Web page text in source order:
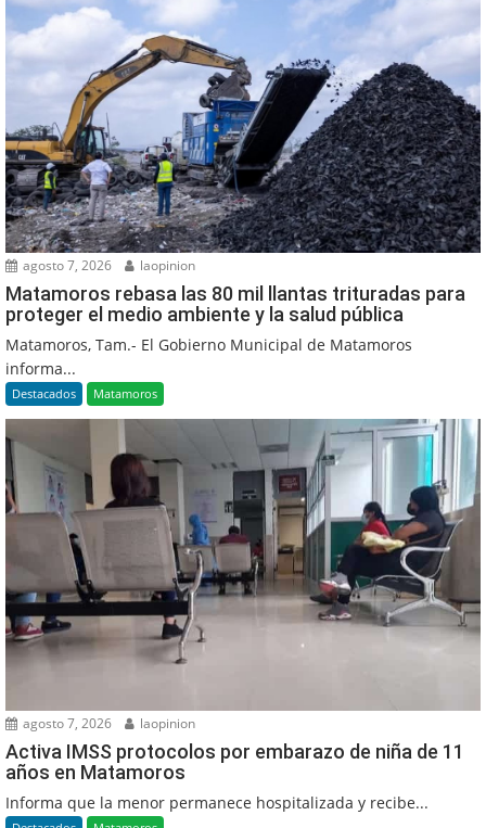
agosto 7, 2026 laopinion
Matamoros rebasa las 80 mil llantas trituradas para
proteger el medio ambiente y la salud pública
Matamoros, Tam.- El Gobierno Municipal de Matamoros
informa...
Destacados Matamoros
agosto 7, 2026 laopinion
Activa IMSS protocolos por embarazo de niña de 11
años en Matamoros
Informa que la menor permanece hospitalizada y recibe...